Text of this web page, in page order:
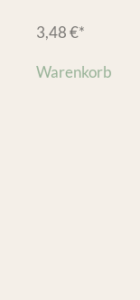
3,48€*
Warenkorb